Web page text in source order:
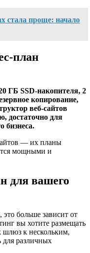
стала проще: начало
план
ГБ SSD-накопителя, 2
копирование,
веб-сайтов
достаточно для
бизнеса.
— их планы
мощными и
для вашего
больше зависит от
вы хотите размещать
шлюз к нескольким,
различных